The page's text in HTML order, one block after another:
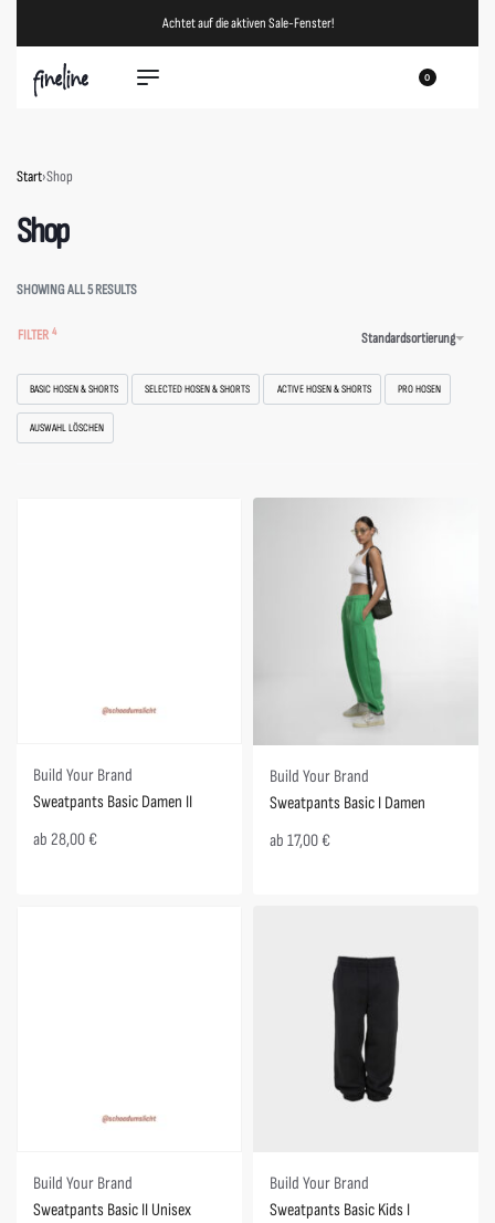
Achtet auf die aktiven Sale-Fenster!
0
Start›Shop
Shop
SHOWING ALL 5 RESULTS
Standardsortierung
FILTER
BASIC HOSEN & SHORTS SELECTED HOSEN & SHORTS ACTIVE HOSEN & SHORTS PRO HOSEN
AUSWAHL LÖSCHEN
Build Your Brand
Sweatpants Basic Damen II
ab 28,00 €
Build Your Brand
Sweatpants Basic I Damen
ab 17,00 €
Build Your Brand
Sweatpants Basic II Unisex
Build Your Brand
Sweatpants Basic Kids I